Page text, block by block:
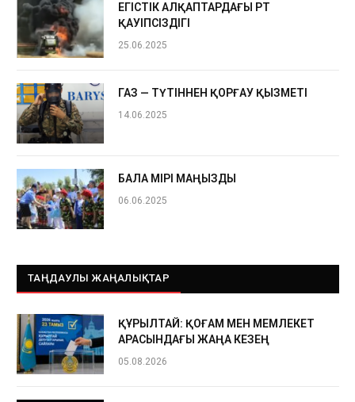
ЕГІСТІК АЛҚАПТАРДАҒЫ ӨРТ
ҚАУІПСІЗДІГІ
25.06.2025
ГАЗ — ТҮТІННЕН ҚОРҒАУ ҚЫЗМЕТІ
14.06.2025
БАЛА ӨМІРІ МАҢЫЗДЫ
06.06.2025
ТАҢДАУЛЫ ЖАҢАЛЫҚТАР
ҚҰРЫЛТАЙ: ҚОҒАМ МЕН МЕМЛЕКЕТ
АРАСЫНДАҒЫ ЖАҢА КЕЗЕҢ
05.08.2026